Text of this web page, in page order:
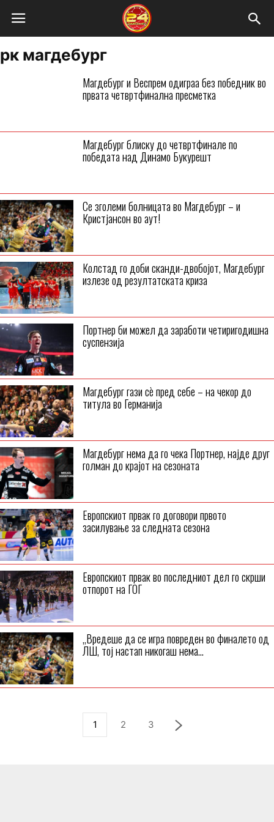
рк магдебург
Магдебург и Веспрем одиграа без победник во
првата четвртфинална пресметка
Магдебург блиску до четвртфинале по
победата над Динамо Букурешт
Се зголеми болницата во Магдебург – и
Кристјансон во аут!
Колстад го доби сканди-двобојoт, Магдебург
излезе од резултатската криза
Портнер би можел да заработи четиригодишна
суспензија
Магдебург гази сѐ пред себе – на чекор до
титула во Германија
Магдебург нема да го чека Портнер, најде друг
голман до крајот на сезоната
Европскиот првак го договори првото
засилување за следната сезона
Европскиот првак во последниот дел го скрши
отпорот на ГОГ
„Вредеше да се игра повреден во финалето од
ЛШ, тој настап никогаш нема...
1 2 3